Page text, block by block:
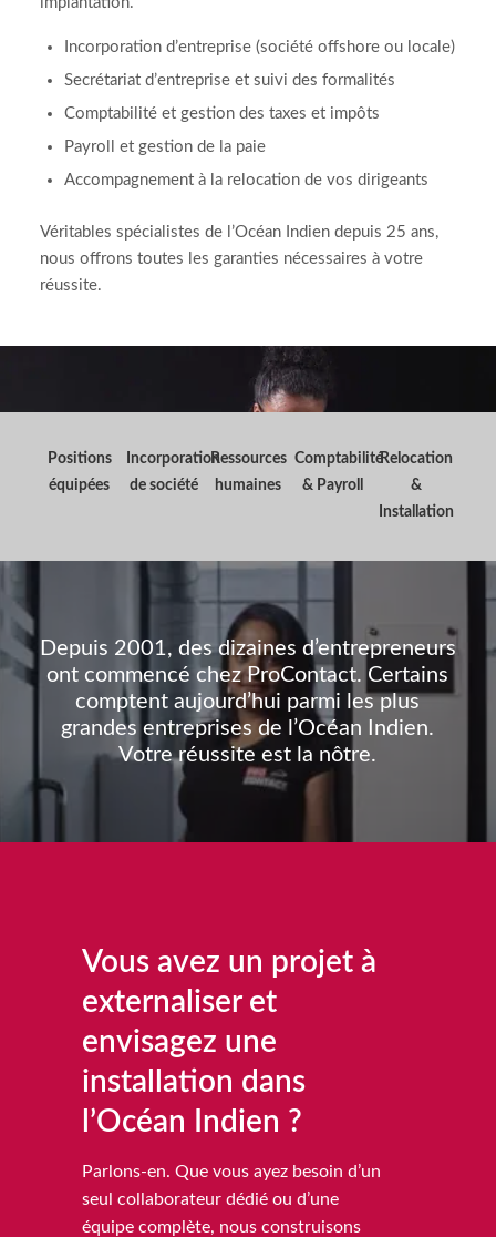
Incorporation d’entreprise (société offshore ou locale)
Secrétariat d’entreprise et suivi des formalités
Comptabilité et gestion des taxes et impôts
Payroll et gestion de la paie
Accompagnement à la relocation de vos dirigeants
Véritables spécialistes de l’Océan Indien depuis 25 ans,
nous offrons toutes les garanties nécessaires à votre
réussite.
Positions
équipées
Incorporation
de société
Ressources
humaines
Comptabilité
& Payroll
Relocation
&
Installation
Depuis 2001, des dizaines d’entrepreneurs
ont commencé chez ProContact. Certains
comptent aujourd’hui parmi les plus
grandes entreprises de l’Océan Indien.
Votre réussite est la nôtre.
Vous avez un projet à
externaliser et
envisagez une
installation dans
l’Océan Indien ?
Parlons-en. Que vous ayez besoin d’un
seul collaborateur dédié ou d’une
équipe complète, nous construisons